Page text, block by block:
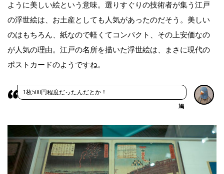
ように美しい絵という意味。選りすぐりの技術者が集う江戸
の浮世絵は、お土産としても人気があったのだそう。美しい
のはもちろん、紙なので軽くてコンパクト、その上安価なの
が人気の理由。江戸の名所を描いた浮世絵は、まさに現代の
ポストカードのようですね。
1枚500円程度だったんだとか！
鳩